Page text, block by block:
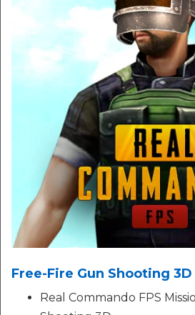
Free-Fire Gun Shooting 3D
Real Commando FPS